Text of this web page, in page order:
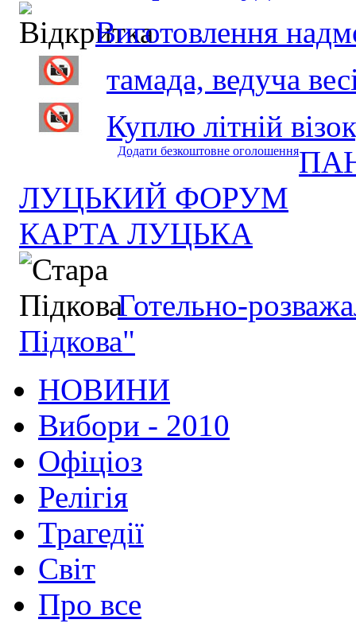
Виготовлення
тамада, ведуча
Куплю літній
Додати безкоштовне оголошення
ЛУЦЬКИЙ ФОРУМ
КАРТА ЛУЦЬКА
Готельно-
Підкова"
НОВИНИ
Вибори - 2010
Офіціоз
Релігія
Трагедії
Світ
Про все